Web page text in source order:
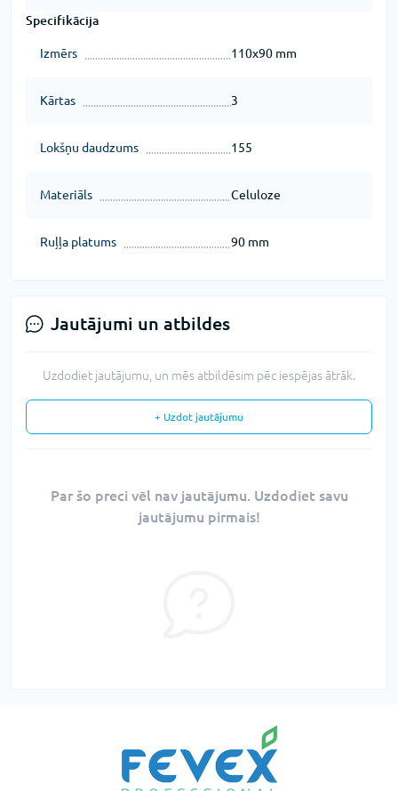
Specifikācija
Izmērs 110x90 mm
Kārtas 3
Lokšņu daudzums 155
Materiāls Celuloze
Ruļļa platums 90 mm
Jautājumi un atbildes
Uzdodiet jautājumu, un mēs atbildēsim pēc iespējas ātrāk.
+ Uzdot jautājumu
Par šo preci vēl nav jautājumu. Uzdodiet savu
jautājumu pirmais!